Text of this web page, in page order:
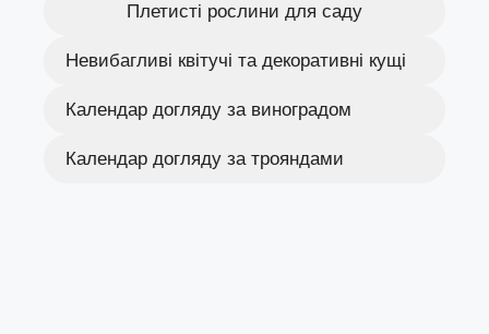
Плетисті рослини для саду
Невибагливі квітучі та декоративні кущі
Календар догляду за виноградом
Календар догляду за трояндами